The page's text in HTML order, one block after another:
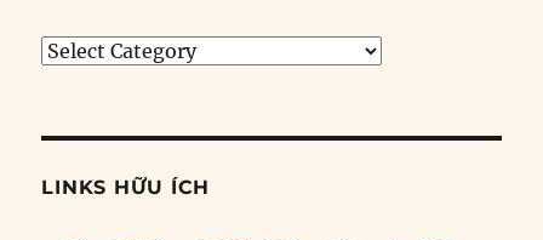
Tìm
đề
LINKS HỮU ÍCH